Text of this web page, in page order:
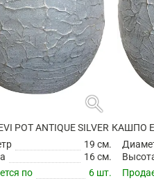
search
POT ANTIQUE SILVER
19 см.
16 см.
по
6 шт.
КАШПО